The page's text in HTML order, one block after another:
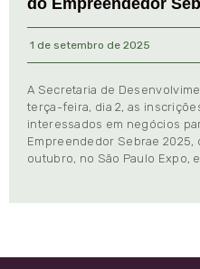
1 de setembro de 2025
A Secretaria de
terça-feira, dia 2, as
interessados em negócios
Empreendedor Sebrae 2025,
outubro, no São Paulo Expo,